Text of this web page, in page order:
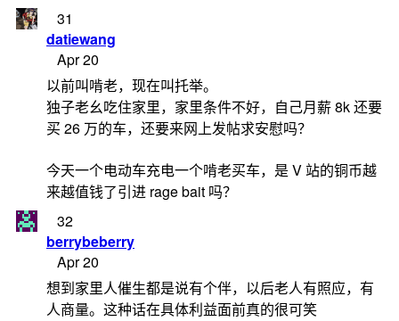
31
datiewang
Apr 20
以前叫啃老，现在叫托举。
独子老幺吃住家里，家里条件不好，自己月薪 8k 还要
买 26 万的车，还要来网上发帖求安慰吗？
今天一个电动车充电一个啃老买车，是 V 站的铜币越
来越值钱了引进 rage bait 吗？
32
berrybeberry
Apr 20
想到家里人催生都是说有个伴，以后老人有照应，有
人商量。这种话在具体利益面前真的很可笑